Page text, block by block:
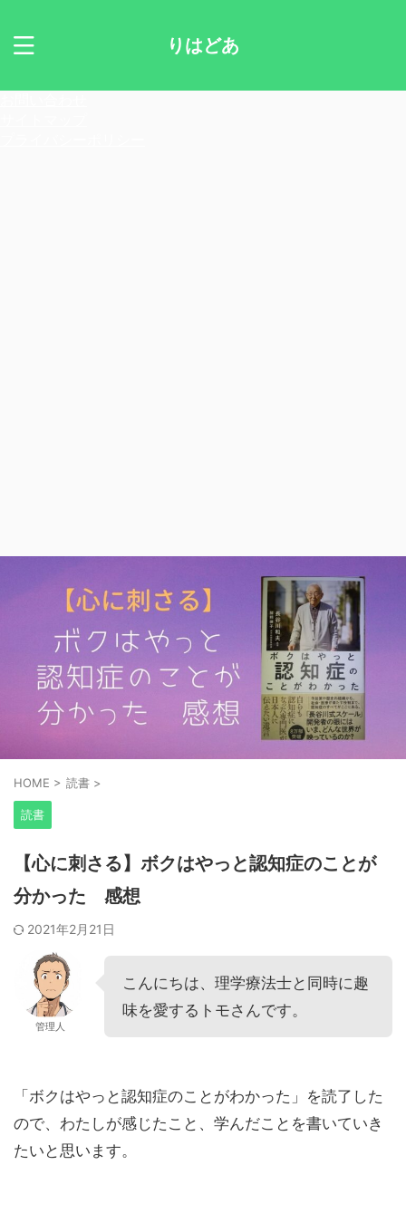
りはどあ
HOME > 読書 >
読書
【心に刺さる】ボクはやっと認知症のことが
分かった 感想
2021年2月21日
管理人
こんにちは、理学療法士と同時に趣
味を愛するトモさんです。
「ボクはやっと認知症のことがわかった」を読了した
ので、わたしが感じたこと、学んだことを書いていき
たいと思います。